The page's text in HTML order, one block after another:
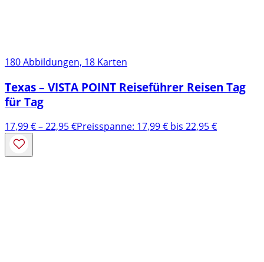
180 Abbildungen, 18 Karten
Texas – VISTA POINT Reiseführer Reisen Tag
für Tag
17,99€–22,95€Preisspanne: 17,99 € bis 22,95 €